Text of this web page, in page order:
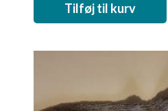
Tilføj til kurv